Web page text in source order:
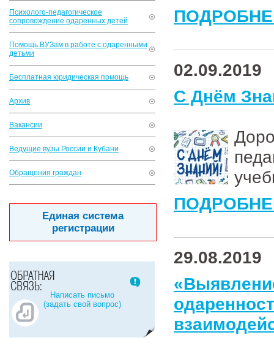
Психолого-педагогическое
сопровождение одаренных детей
Помощь ВУЗам в работе с одаренными
детьми
Бесплатная юридическая помощь
Архив
Вакансии
Ведущие вузы России и Кубани
Обращения граждан
Единая система
регистрации
Написать письмо
(задать свой вопрос)
02.09.2019
С Днём
29.08.2019